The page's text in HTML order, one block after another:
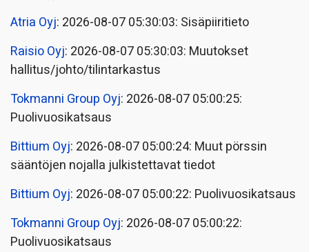
Atria Oyj: 2026-08-07 05:30:03: Sisäpiiritieto
Raisio Oyj: 2026-08-07 05:30:03: Muutokset
hallitus/johto/tilintarkastus
Tokmanni Group Oyj: 2026-08-07 05:00:25:
Puolivuosikatsaus
Bittium Oyj: 2026-08-07 05:00:24: Muut pörssin
sääntöjen nojalla julkistettavat tiedot
Bittium Oyj: 2026-08-07 05:00:22: Puolivuosikatsaus
Tokmanni Group Oyj: 2026-08-07 05:00:22:
Puolivuosikatsaus